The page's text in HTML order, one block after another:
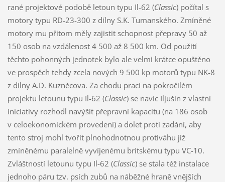
rané projektové podobě letoun typu Il-62 (Classic) počítal s
motory typu RD-23-300 z dílny S.K. Tumanského. Zmíněné
motory mu přitom měly zajistit schopnost přepravy 50 až
150 osob na vzdálenost 4 500 až 8 500 km. Od použití
těchto pohonných jednotek bylo ale velmi krátce opuštěno
ve prospěch tehdy zcela nových 9 500 kp motorů typu NK-8
z dílny A.D. Kuzněcova. Za chodu prací na pokročilém
projektu letounu typu Il-62 (Classic) se navíc Iljušin z vlastní
iniciativy rozhodl navýšit přepravní kapacitu (na 186 osob
v celoekonomickém provedení) a dolet proti zadání, aby
tento stroj mohl tvořit plnohodnotnou protiváhu již
zmíněnému paralelně vyvíjenému britskému typu VC-10.
Zvláštností letounu typu Il-62 (Classic) se stala též instalace
jednoho páru tzv. psích zubů na náběžné hraně vnějších